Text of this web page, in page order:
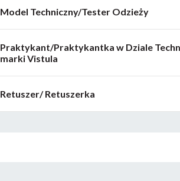
Model Techniczny/Tester Odzieży
Praktykant/Praktykantka w Dziale
marki Vistula
Retuszer/ Retuszerka